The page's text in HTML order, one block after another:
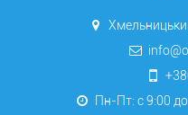
Пн-Пт: с 9:00